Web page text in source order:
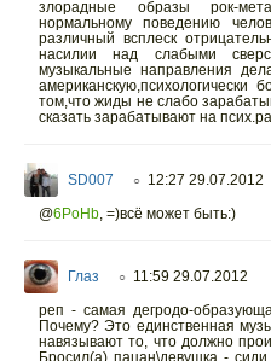
злорадные образы рок-
нормальному поведению
различный всплеск
насилии над слабыми
музыкальные направления
том,что жиды не слабо
сказать зарабатывают на
SD007 ○ 12:27 29.07.2012
@6PoHb, =)всё может быть:)
Глаз ○ 11:59 29.07.2012
реп - самая дегродо-
Почему? Это единственная
навязывают то, что должно